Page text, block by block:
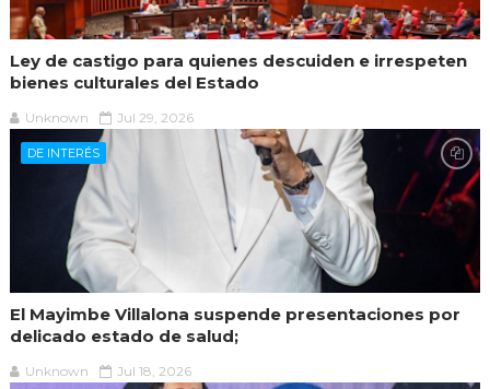
Ley de castigo para quienes descuiden e irrespeten
bienes culturales del Estado
Unknown Jul 29, 2026
DE INTERÉS
El Mayimbe Villalona suspende presentaciones por
delicado estado de salud;
Unknown Jul 18, 2026